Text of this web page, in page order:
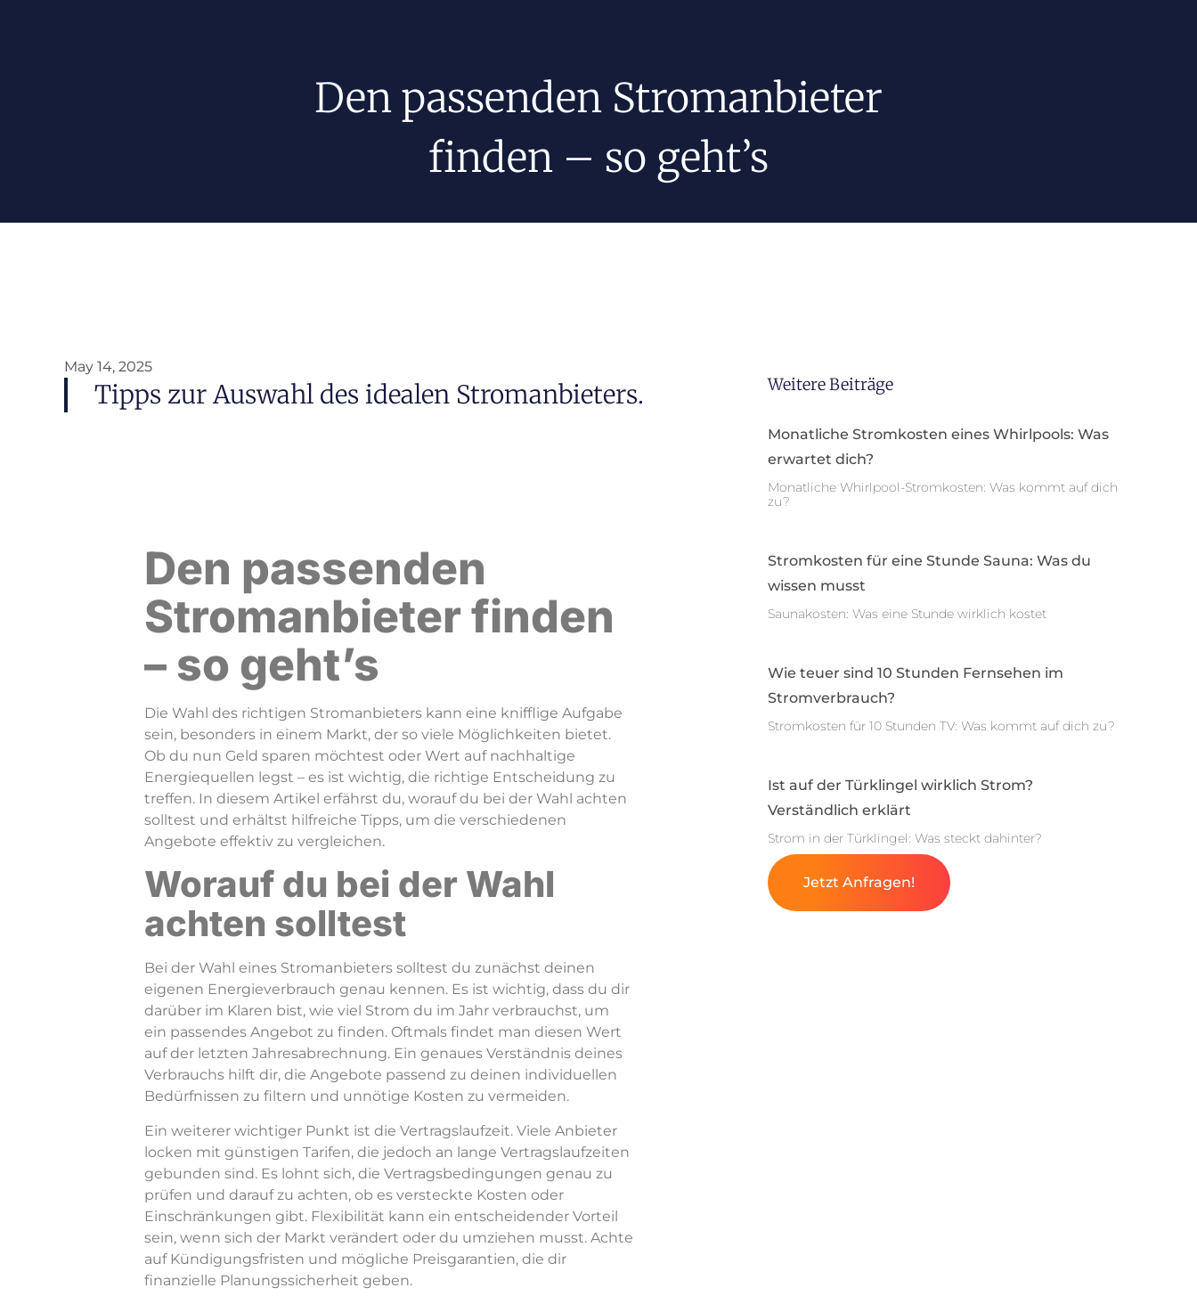
Den passenden Stromanbieter
finden – so geht’s
May 14, 2025
Tipps zur Auswahl des idealen Stromanbieters.
Den passenden
Stromanbieter finden
– so geht’s
Die Wahl des richtigen Stromanbieters kann eine knifflige Aufgabe
sein, besonders in einem Markt, der so viele Möglichkeiten bietet.
Ob du nun Geld sparen möchtest oder Wert auf nachhaltige
Energiequellen legst – es ist wichtig, die richtige Entscheidung zu
treffen. In diesem Artikel erfährst du, worauf du bei der Wahl achten
solltest und erhältst hilfreiche Tipps, um die verschiedenen
Angebote effektiv zu vergleichen.
Worauf du bei der Wahl
achten solltest
Bei der Wahl eines Stromanbieters solltest du zunächst deinen
eigenen Energieverbrauch genau kennen. Es ist wichtig, dass du dir
darüber im Klaren bist, wie viel Strom du im Jahr verbrauchst, um
ein passendes Angebot zu finden. Oftmals findet man diesen Wert
auf der letzten Jahresabrechnung. Ein genaues Verständnis deines
Verbrauchs hilft dir, die Angebote passend zu deinen individuellen
Bedürfnissen zu filtern und unnötige Kosten zu vermeiden.
Ein weiterer wichtiger Punkt ist die Vertragslaufzeit. Viele Anbieter
locken mit günstigen Tarifen, die jedoch an lange Vertragslaufzeiten
gebunden sind. Es lohnt sich, die Vertragsbedingungen genau zu
prüfen und darauf zu achten, ob es versteckte Kosten oder
Einschränkungen gibt. Flexibilität kann ein entscheidender Vorteil
sein, wenn sich der Markt verändert oder du umziehen musst. Achte
auf Kündigungsfristen und mögliche Preisgarantien, die dir
finanzielle Planungssicherheit geben.
Weitere Beiträge
Monatliche Stromkosten eines Whirlpools: Was
erwartet dich?
Monatliche Whirlpool-Stromkosten: Was kommt auf dich
zu?
Stromkosten für eine Stunde Sauna: Was du
wissen musst
Saunakosten: Was eine Stunde wirklich kostet
Wie teuer sind 10 Stunden Fernsehen im
Stromverbrauch?
Stromkosten für 10 Stunden TV: Was kommt auf dich zu?
Ist auf der Türklingel wirklich Strom?
Verständlich erklärt
Strom in der Türklingel: Was steckt dahinter?
Jetzt Anfragen!